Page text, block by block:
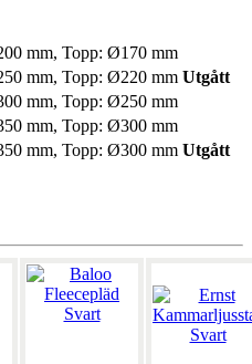
mm, Topp: Ø170 mm
mm, Topp: Ø220 mm Utgått
mm, Topp: Ø250 mm
mm, Topp: Ø300 mm
mm, Topp: Ø300 mm Utgått